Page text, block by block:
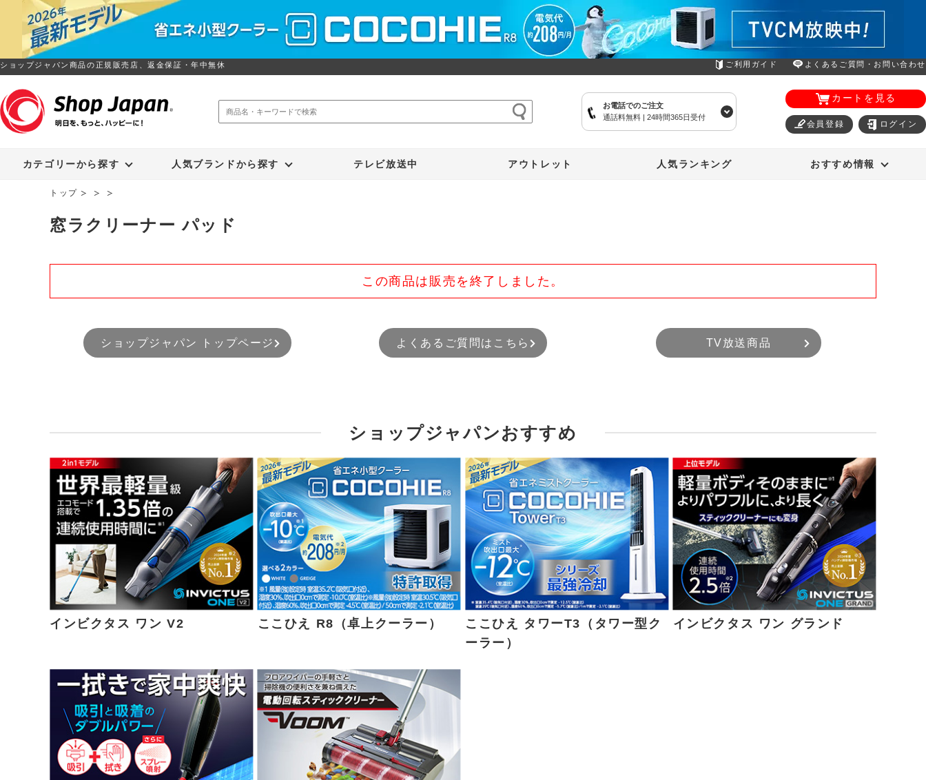
ショップジャパン商品の正規販売店、返金保証・年中無休 ご利用ガイド よくあるご質問・お問い合わせ
お電話でのご注文
通話料無料 | 24時間365日受付
カートを見る
会員登録 ログイン
カテゴリーから探す 人気ブランドから探す テレビ放送中 アウトレット 人気ランキング おすすめ情報
トップ
窓ラクリーナー パッド
この商品は販売を終了しました。
ショップジャパン トップページ よくあるご質問はこちら TV放送商品
ショップジャパンおすすめ
インビクタス ワン V2 ここひえ R8（卓上クーラー）
ここひえ タワーT3（タワー型ク
ーラー）
インビクタス ワン グランド